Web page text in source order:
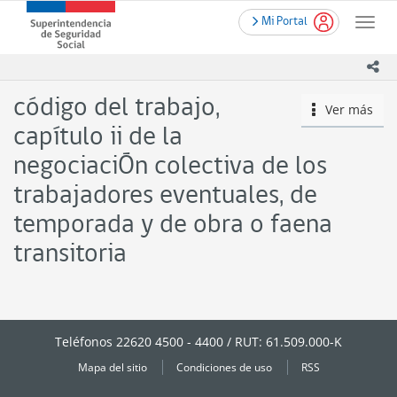
principal
Mi Portal
Toggle
Superintendencia
de
(SUSESO)
-
Gobierno
de
Chile
icono
Ver más
código del trabajo,
capítulo ii de la
negociaciÓn colectiva de los
trabajadores eventuales, de
temporada y de obra o faena
transitoria
Teléfonos 22620 4500 - 4400 / RUT: 61.509.000-K
Mapa del sitio Condiciones de uso RSS